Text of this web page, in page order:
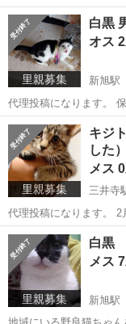
す。 飼い主不在確認済みです。 5匹産まれた中で1
が、いまでは1番よく食
こでも寝落ちしてと...
滋賀 高島市 近
里親募集
オス
新旭駅
代理投稿になります。 保護主さんの家の周りにいた野良猫ちゃんで
す。 とにかく一匹でも、温かいお家猫ちゃんになって欲しい、家族の
皆さんからたくさん可
ました。 飼い主不...
滋賀 高島市 新
里親募集
キジトラの女
した）
メス
三井寺
代理投稿になります。 2月8日21時半頃、スーパーの駐車場付近で人に
すり寄っていく子猫を
たので、保護主さんが
子が駆け寄って来たそ
滋賀 大津市 三
里親募集
白黒
メス
新旭駅